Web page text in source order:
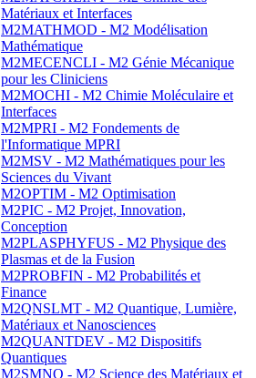
Matériaux et Interfaces
M2MATHMOD - M2 Modélisation
Mathématique
M2MECENCLI - M2 Génie Mécanique
pour les Cliniciens
M2MOCHI - M2 Chimie Moléculaire et
Interfaces
M2MPRI - M2 Fondements de
l'Informatique MPRI
M2MSV - M2 Mathématiques pour les
Sciences du Vivant
M2OPTIM - M2 Optimisation
M2PIC - M2 Projet, Innovation,
Conception
M2PLASPHYFUS - M2 Physique des
Plasmas et de la Fusion
M2PROBFIN - M2 Probabilités et
Finance
M2QNSLMT - M2 Quantique, Lumière,
Matériaux et Nanosciences
M2QUANTDEV - M2 Dispositifs
Quantiques
M2SMNO - M2 Science des Matériaux et